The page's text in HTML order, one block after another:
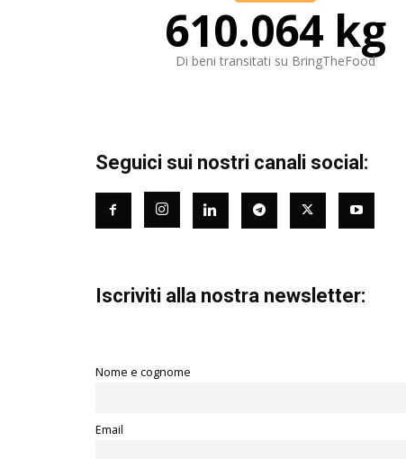
610.064 kg
Di beni transitati su BringTheFood
Seguici sui nostri canali social:
Iscriviti alla nostra newsletter:
Nome e cognome
Email